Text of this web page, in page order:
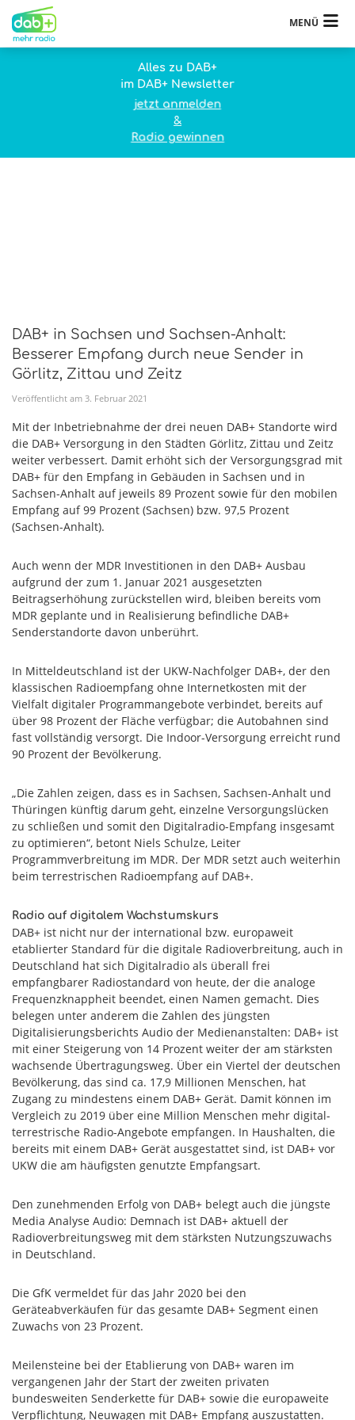
MENÜ
Alles zu DAB+
im DAB+ Newsletter
jetzt anmelden
&
Radio gewinnen
DAB+ in Sachsen und Sachsen-Anhalt:
Besserer Empfang durch neue Sender in
Görlitz, Zittau und Zeitz
Veröffentlicht am 3. Februar 2021
Mit der Inbetriebnahme der drei neuen DAB+ Standorte wird
die DAB+ Versorgung in den Städten Görlitz, Zittau und Zeitz
weiter verbessert. Damit erhöht sich der Versorgungsgrad mit
DAB+ für den Empfang in Gebäuden in Sachsen und in
Sachsen-Anhalt auf jeweils 89 Prozent sowie für den mobilen
Empfang auf 99 Prozent (Sachsen) bzw. 97,5 Prozent
(Sachsen-Anhalt).
Auch wenn der MDR Investitionen in den DAB+ Ausbau
aufgrund der zum 1. Januar 2021 ausgesetzten
Beitragserhöhung zurückstellen wird, bleiben bereits vom
MDR geplante und in Realisierung befindliche DAB+
Senderstandorte davon unberührt.
In Mitteldeutschland ist der UKW-Nachfolger DAB+, der den
klassischen Radioempfang ohne Internetkosten mit der
Vielfalt digitaler Programmangebote verbindet, bereits auf
über 98 Prozent der Fläche verfügbar; die Autobahnen sind
fast vollständig versorgt. Die Indoor-Versorgung erreicht rund
90 Prozent der Bevölkerung.
„Die Zahlen zeigen, dass es in Sachsen, Sachsen-Anhalt und
Thüringen künftig darum geht, einzelne Versorgungslücken
zu schließen und somit den Digitalradio-Empfang insgesamt
zu optimieren“, betont Niels Schulze, Leiter
Programmverbreitung im MDR. Der MDR setzt auch weiterhin
beim terrestrischen Radioempfang auf DAB+.
Radio auf digitalem Wachstumskurs
DAB+ ist nicht nur der international bzw. europaweit
etablierter Standard für die digitale Radioverbreitung, auch in
Deutschland hat sich Digitalradio als überall frei
empfangbarer Radiostandard von heute, der die analoge
Frequenzknappheit beendet, einen Namen gemacht. Dies
belegen unter anderem die Zahlen des jüngsten
Digitalisierungsberichts Audio der Medienanstalten: DAB+ ist
mit einer Steigerung von 14 Prozent weiter der am stärksten
wachsende Übertragungsweg. Über ein Viertel der deutschen
Bevölkerung, das sind ca. 17,9 Millionen Menschen, hat
Zugang zu mindestens einem DAB+ Gerät. Damit können im
Vergleich zu 2019 über eine Million Menschen mehr digital-
terrestrische Radio-Angebote empfangen. In Haushalten, die
bereits mit einem DAB+ Gerät ausgestattet sind, ist DAB+ vor
UKW die am häufigsten genutzte Empfangsart.
Den zunehmenden Erfolg von DAB+ belegt auch die jüngste
Media Analyse Audio: Demnach ist DAB+ aktuell der
Radioverbreitungsweg mit dem stärksten Nutzungszuwachs
in Deutschland.
Die GfK vermeldet für das Jahr 2020 bei den
Geräteabverkäufen für das gesamte DAB+ Segment einen
Zuwachs von 23 Prozent.
Meilensteine bei der Etablierung von DAB+ waren im
vergangenen Jahr der Start der zweiten privaten
bundesweiten Senderkette für DAB+ sowie die europaweite
Verpflichtung, Neuwagen mit DAB+ Empfang auszustatten.